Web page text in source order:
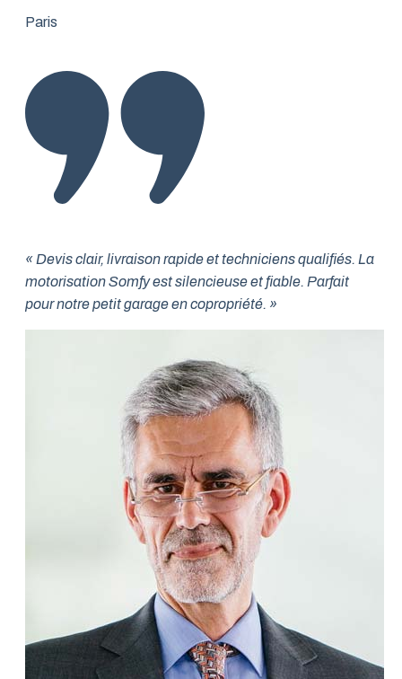
Paris
« Devis clair, livraison rapide et techniciens qualifiés. La
motorisation Somfy est silencieuse et fiable. Parfait
pour notre petit garage en copropriété. »